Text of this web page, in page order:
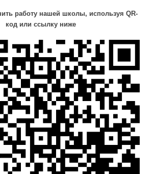
работу нашей школы, используя QR-
код или ссылку ниже